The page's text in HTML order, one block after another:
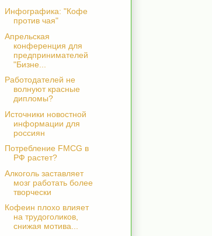
Инфографика: "Кофе
против чая"
Апрельская
конференция для
предпринимателей
"Бизне...
Работодателей не
волнуют красные
дипломы?
Источники новостной
информации для
россиян
Потребление FMCG в
РФ растет?
Алкоголь заставляет
мозг работать более
творчески
Кофеин плохо влияет
на трудоголиков,
снижая мотива...